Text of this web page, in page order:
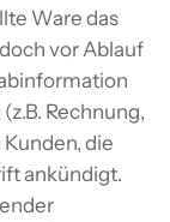
Ware das
vor Ablauf
Rechnung,
die
ankündigt.